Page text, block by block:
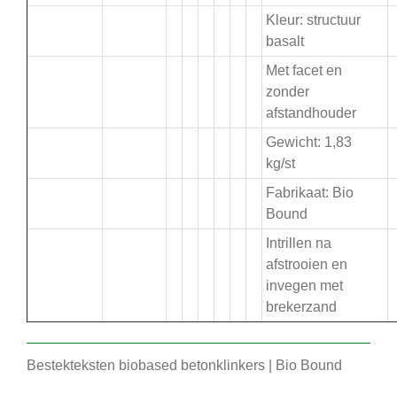
Kleur: structuur
basalt
Met facet en
zonder
afstandhouder
Gewicht: 1,83
kg/st
Fabrikaat: Bio
Bound
Intrillen na
afstrooien en
invegen met
brekerzand
Bestekteksten biobased betonklinkers | Bio Bound